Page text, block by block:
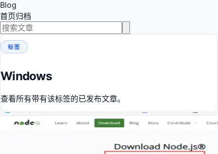
Blog
首页归档
标签
Windows
查看所有带有该标签的已发布文章。